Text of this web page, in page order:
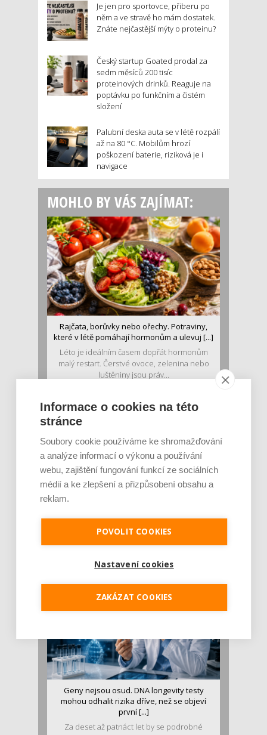
Je jen pro sportovce, přiberu po
něm a ve stravě ho mám dostatek.
Znáte nejčastější mýty o proteinu?
Český startup Goated prodal za
sedm měsíců 200 tisíc
proteinových drinků. Reaguje na
poptávku po funkčním a čistém
složení
Palubní deska auta se v létě rozpálí
až na 80 °C. Mobilům hrozí
poškození baterie, riziková je i
navigace
MOHLO BY VÁS ZAJÍMAT:
Rajčata, borůvky nebo ořechy. Potraviny,
které v létě pomáhají hormonům a ulevuj [...]
Léto je ideálním časem dopřát hormonům
malý restart. Čerstvé ovoce, zelenina nebo
luštěniny jsou práv...
stravě ho mám dostatek. Znáte nejčastějš [...]
Pojem protein již nějakou dobu rezonuje
v oblasti zdraví, výživy i dlouhověkosti. Přesto
Geny nejsou osud. DNA longevity testy
mohou odhalit rizika dříve, než se objeví
první [...]
Za deset až patnáct let by se podrobné
Informace o cookies na této
stránce
Soubory cookie používáme ke shromažďování
a analýze informací o výkonu a používání
webu, zajištění fungování funkcí ze sociálních
médií a ke zlepšení a přizpůsobení obsahu a
reklam.
POVOLIT COOKIES
Nastavení cookies
ZAKÁZAT COOKIES